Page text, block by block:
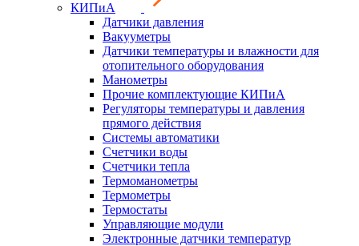
КИПиА
Датчики давления
Вакууметры
Датчики температуры и влажности для
отопительного оборудования
Манометры
Прочие комплектующие КИПиА
Регуляторы температуры и давления
прямого действия
Системы автоматики
Счетчики воды
Счетчики тепла
Термоманометры
Термометры
Термостаты
Управляющие модули
Электронные датчики температур